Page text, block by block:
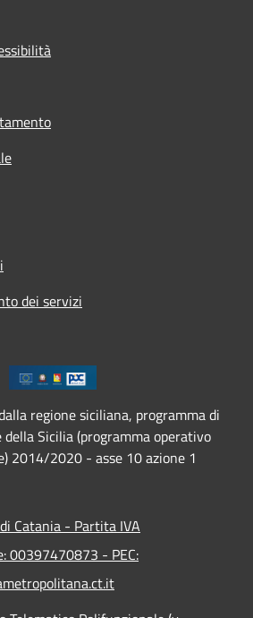
dei servizi
regione siciliana, programma di
della Sicilia (programma operativo
2014/2020 - asse 10 azione 1
Catania - Partita IVA
00397470873 - PEC: